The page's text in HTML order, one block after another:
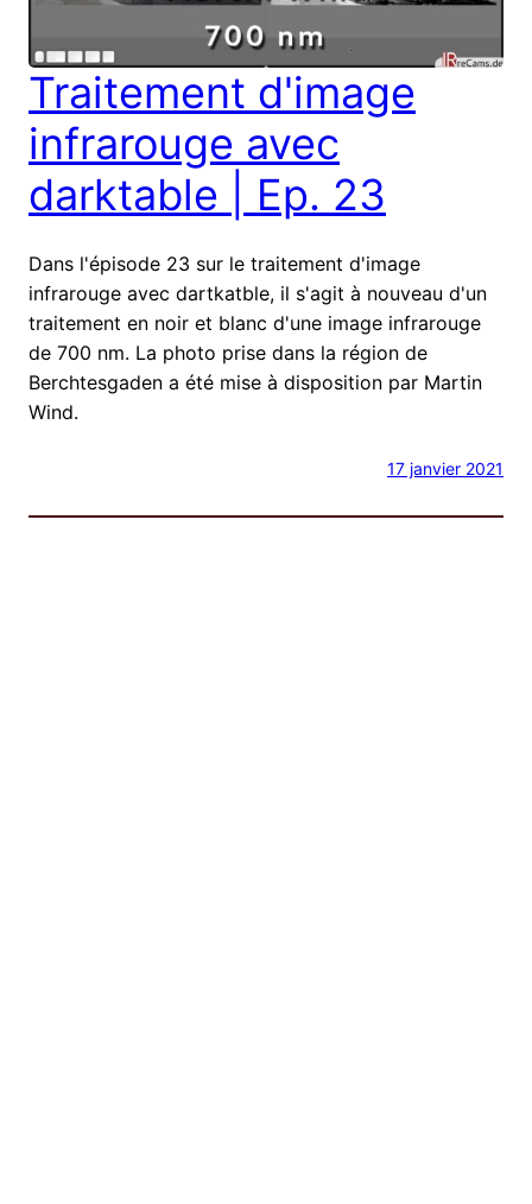
Traitement d'image
infrarouge avec
darktable | Ep. 23
Dans l'épisode 23 sur le traitement d'image
infrarouge avec dartkatble, il s'agit à nouveau d'un
traitement en noir et blanc d'une image infrarouge
de 700 nm. La photo prise dans la région de
Berchtesgaden a été mise à disposition par Martin
Wind.
17 janvier 2021